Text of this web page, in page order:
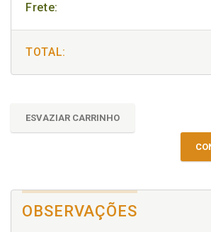
Frete:
TOTAL:
ESVAZIAR CARRINHO
OBSERVAÇÕES